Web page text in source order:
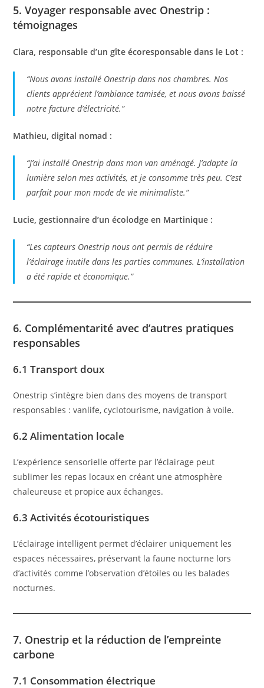
5. Voyager responsable avec Onestrip :
témoignages
Clara, responsable d’un gîte écoresponsable dans le Lot :
“Nous avons installé Onestrip dans nos chambres. Nos
clients apprécient l’ambiance tamisée, et nous avons baissé
notre facture d’électricité.”
Mathieu, digital nomad :
“J’ai installé Onestrip dans mon van aménagé. J’adapte la
lumière selon mes activités, et je consomme très peu. C’est
parfait pour mon mode de vie minimaliste.”
Lucie, gestionnaire d’un écolodge en Martinique :
“Les capteurs Onestrip nous ont permis de réduire
l’éclairage inutile dans les parties communes. L’installation
a été rapide et économique.”
6. Complémentarité avec d’autres pratiques
responsables
6.1 Transport doux
Onestrip s’intègre bien dans des moyens de transport
responsables : vanlife, cyclotourisme, navigation à voile.
6.2 Alimentation locale
L’expérience sensorielle offerte par l’éclairage peut
sublimer les repas locaux en créant une atmosphère
chaleureuse et propice aux échanges.
6.3 Activités écotouristiques
L’éclairage intelligent permet d’éclairer uniquement les
espaces nécessaires, préservant la faune nocturne lors
d’activités comme l’observation d’étoiles ou les balades
nocturnes.
7. Onestrip et la réduction de l’empreinte
carbone
7.1 Consommation électrique